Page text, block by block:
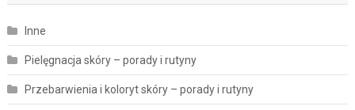
Inne
Pielęgnacja skóry – porady i rutyny
Przebarwienia i koloryt skóry – porady i rutyny